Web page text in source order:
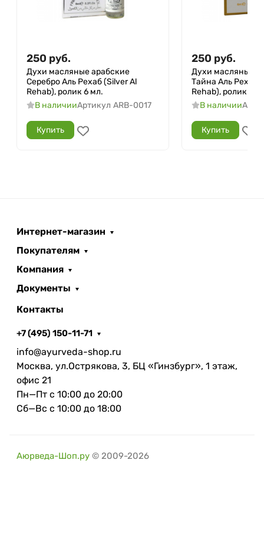
250 руб.
Духи масляные арабские
Серебро Аль Рехаб (Silver Al
Rehab), ролик 6 мл.
В наличииАртикул ARB-0017
Купить
250 руб.
Духи масляные
Тайна Аль Рехаб
Rehab), ролик 6
В наличии
Купить
Интернет-магазин
Покупателям
Компания
Документы
Контакты
+7 (495) 150-11-71
info@ayurveda-shop.ru
Москва, ул.Острякова, 3, БЦ «Гинзбург», 1 этаж,
офис 21
Пн—Пт с 10:00 до 20:00
Сб—Вс с 10:00 до 18:00
Аюрведа-Шоп.ру © 2009-2026